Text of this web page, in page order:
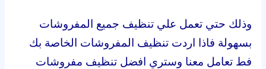
وذلك حتي تعمل علي تنظيف جميع المفروشات
بسهولة فاذا اردت تنظيف المفروشات الخاصة بك
فط تعامل معنا وستري افضل تنظيف مفروشات